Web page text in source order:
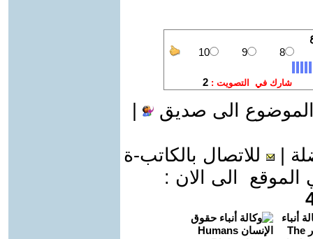
الى صديق
للاتصال بالكاتب-ة
الى الان :